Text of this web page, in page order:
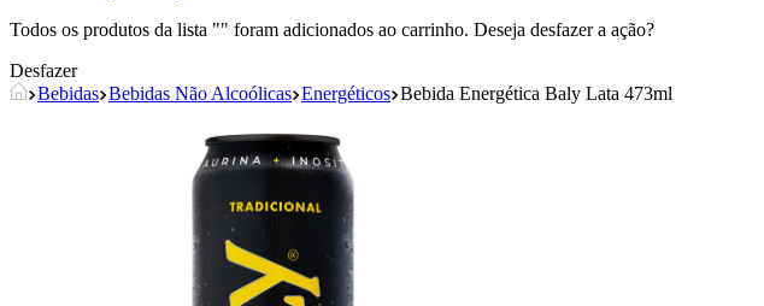
Todos os produtos da lista "" foram adicionados ao carrinho. Deseja desfazer a ação?
Desfazer
Bebidas Bebidas Não Alcoólicas Energéticos Bebida Energética Baly Lata 473ml